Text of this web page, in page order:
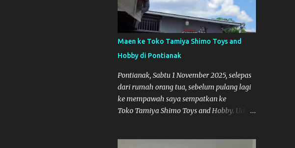
Maen ke Toko Tamiya Shimo Toys and
Hobby di Pontianak
Pontianak, Sabtu 1 November 2025, selepas
dari rumah orang tua, sebelum pulang lagi
ke mempawah saya sempatkan ke
Toko Tamiya Shimo Toys and Hobby. Udah